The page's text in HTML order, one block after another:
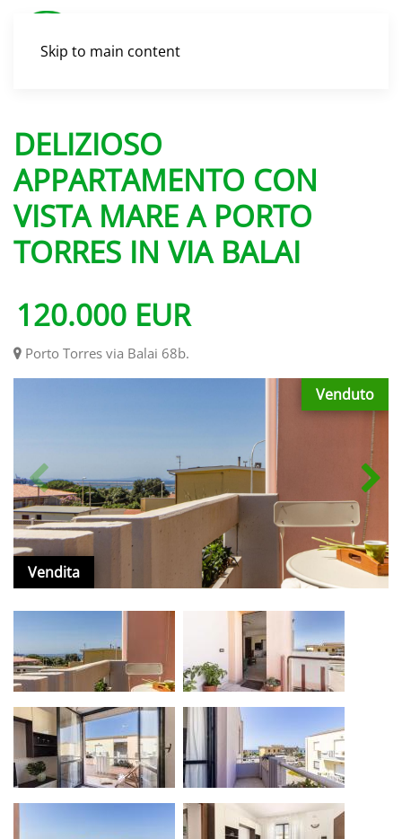
Skip to main content
DELIZIOSO
APPARTAMENTO CON
VISTA MARE A PORTO
TORRES IN VIA BALAI
120.000 EUR
Porto Torres via Balai 68b.
Vendita
Venduto